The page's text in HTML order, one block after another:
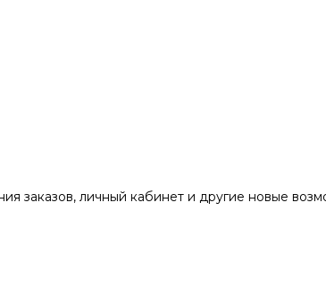
заказов, личный кабинет и другие новые